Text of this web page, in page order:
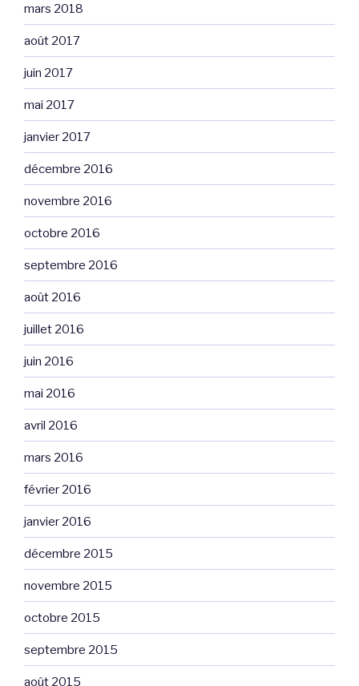
mars 2018
août 2017
juin 2017
mai 2017
janvier 2017
décembre 2016
novembre 2016
octobre 2016
septembre 2016
août 2016
juillet 2016
juin 2016
mai 2016
avril 2016
mars 2016
février 2016
janvier 2016
décembre 2015
novembre 2015
octobre 2015
septembre 2015
août 2015